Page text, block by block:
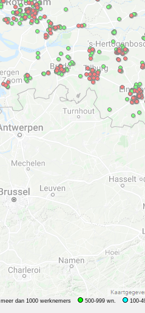
meer dan 1000 werknemers 500-999 wn. 100-